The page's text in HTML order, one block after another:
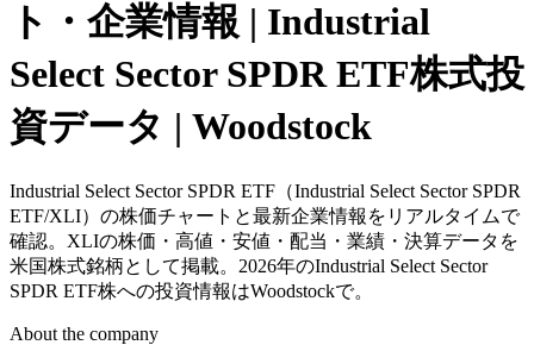
ト・企業情報 | Industrial
Select Sector SPDR ETF株式投
資データ | Woodstock
Industrial Select Sector SPDR ETF（Industrial Select Sector SPDR
ETF/XLI）の株価チャートと最新企業情報をリアルタイムで
確認。XLIの株価・高値・安値・配当・業績・決算データを
米国株式銘柄として掲載。2026年のIndustrial Select Sector
SPDR ETF株への投資情報はWoodstockで。
About the company